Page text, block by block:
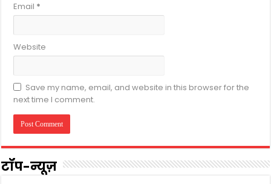
Email *
Website
Save my name, email, and website in this browser for the
next time I comment.
टॉप-न्यूज़